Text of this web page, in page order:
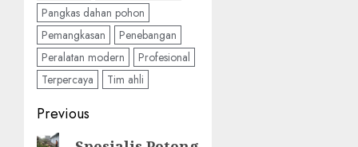
Pangkas dahan pohon
Pemangkasan
Penebangan
Peralatan modern
Profesional
Terpercaya
Tim ahli
Post
Previous